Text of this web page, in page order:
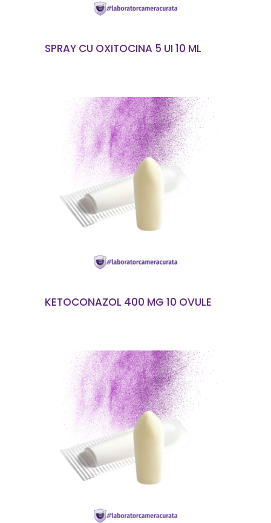
SPRAY CU OXITOCINA 5 UI 10 ML
CITEȘTE MAI MULT
KETOCONAZOL 400 MG 10 OVULE
CITEȘTE MAI MULT